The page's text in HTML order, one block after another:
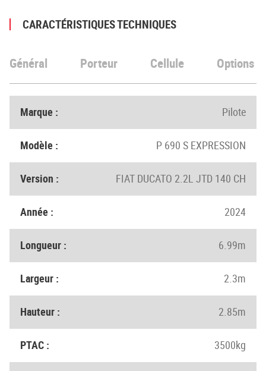
CARACTÉRISTIQUES TECHNIQUES
Général Porteur Cellule Options
Marque : Pilote
Modèle : P 690 S EXPRESSION
Version : FIAT DUCATO 2.2L JTD 140 CH
Année : 2024
Longueur : 6.99m
Largeur : 2.3m
Hauteur : 2.85m
PTAC : 3500kg